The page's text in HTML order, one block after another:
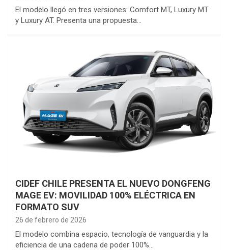
El modelo llegó en tres versiones: Comfort MT, Luxury MT
y Luxury AT. Presenta una propuesta…
CIDEF CHILE PRESENTA EL NUEVO DONGFENG
MAGE EV: MOVILIDAD 100% ELÉCTRICA EN
FORMATO SUV
26 de febrero de 2026
El modelo combina espacio, tecnología de vanguardia y la
eficiencia de una cadena de poder 100%…